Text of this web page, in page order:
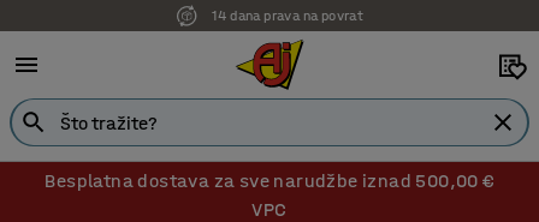
14 dana prava na povrat
Besplatna dostava za sve narudžbe iznad 500,00 €
VPC